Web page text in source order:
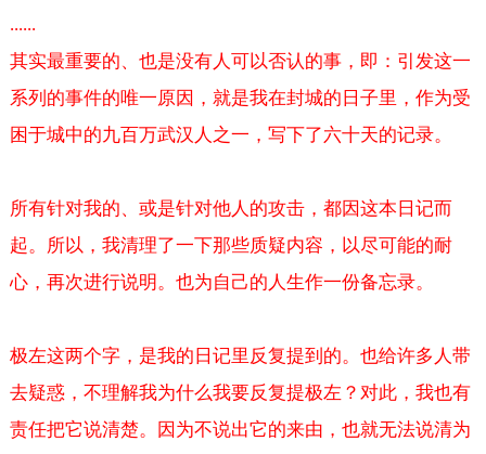
......
其实最重要的、也是没有人可以否认的事，即：引发这一
系列的事件的唯一原因，就是我在封城的日子里，作为受
困于城中的九百万武汉人之一，写下了六十天的记录。
所有针对我的、或是针对他人的攻击，都因这本日记而
起。所以，我清理了一下那些质疑内容，以尽可能的耐
心，再次进行说明。也为自己的人生作一份备忘录。
极左这两个字，是我的日记里反复提到的。也给许多人带
去疑惑，不理解我为什么我要反复提极左？对此，我也有
责任把它说清楚。因为不说出它的来由，也就无法说清为